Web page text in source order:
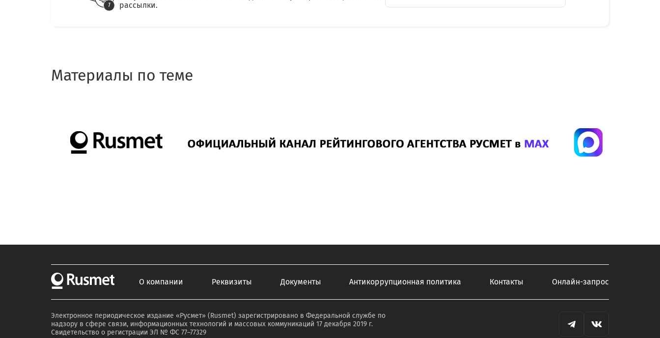
рассылки.
Материалы по теме
О компании Реквизиты Документы Антикоррупционная политика Контакты Онлайн-запрос
Электронное периодическое издание «Русмет» (Rusmet) зарегистрировано в Федеральной службе по
надзору в сфере связи, информационных технологий и массовых коммуникаций 17 декабря 2019 г.
Свидетельство о регистрации ЭЛ № ФС 77–77329